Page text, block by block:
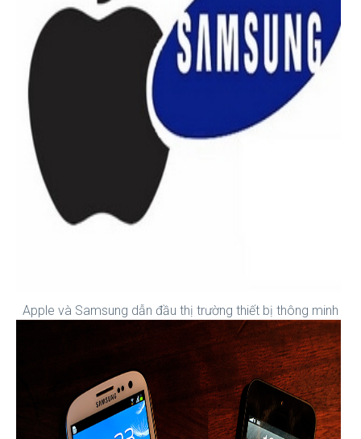
Apple và Samsung dẫn đầu thị trường thiết bị thông minh